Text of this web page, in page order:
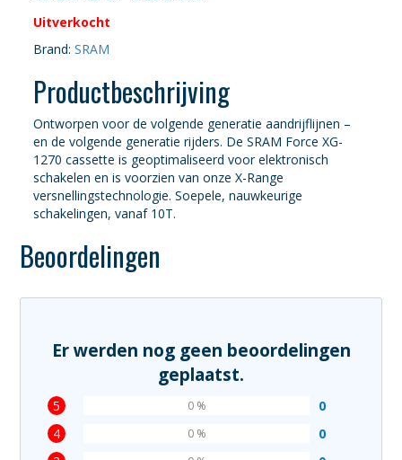
Uitverkocht
Brand:SRAM
Productbeschrijving
Ontworpen voor de volgende generatie aandrijflijnen –
en de volgende generatie rijders. De SRAM Force XG-
1270 cassette is geoptimaliseerd voor elektronisch
schakelen en is voorzien van onze X-Range
versnellingstechnologie. Soepele, nauwkeurige
schakelingen, vanaf 10T.
Beoordelingen
Er werden nog geen beoordelingen
geplaatst.
5 0
0 %
4 0
0 %